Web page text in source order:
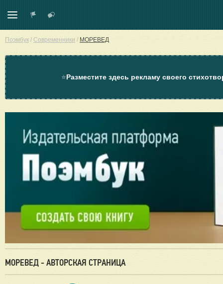
Поэмбук / Современники / МОРЕВЕД
⭐Разместите здесь рекламу своего
МОРЕВЕД - АВТОРСКАЯ СТРАНИЦА